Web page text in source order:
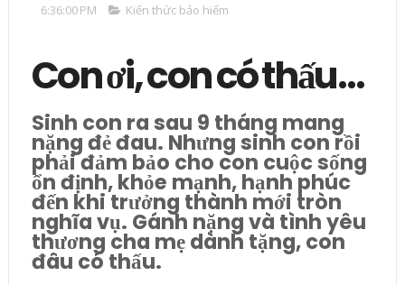
6:36:00 PM Kiến thức bảo hiểm
Con ơi, con có thấu…
Sinh con ra sau 9 tháng mang
nặng đẻ đau. Nhưng sinh con rồi
phải đảm bảo cho con cuộc sống
ổn định, khỏe mạnh, hạnh phúc
đến khi trưởng thành mới tròn
nghĩa vụ. Gánh nặng và tình yêu
thương cha mẹ dành tặng, con
đâu có thấu.